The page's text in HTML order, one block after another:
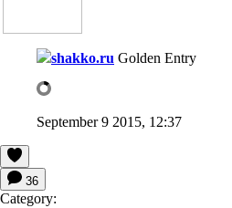
shakko.ru Golden Entry
September 9 2015, 12:37
36
Category: